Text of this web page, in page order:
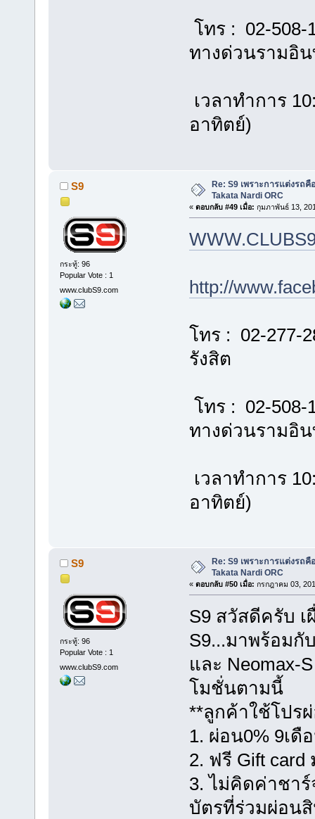
โทร : 02-508-
ทางด่วนรามอิ
เวลาทำการ
อาทิตย์)
S9
กระทู้: 96
Popular Vote : 1
www.clubS9.com
Re: S9 เพราะการแต่งรถ
Takata Nardi ORC
« ตอบกลับ #49 เมื่อ: กุมภาพันธ์ 13,
http://
โทร : 02-277-
รังสิต
โทร : 02-508-
ทางด่วนรามอิ
เวลาทำการ
อาทิตย์)
S9
กระทู้: 96
Popular Vote : 1
www.clubS9.com
Re: S9 เพราะการแต่งรถ
Takata Nardi ORC
« ตอบกลับ #50 เมื่อ: กรกฎาคม 03,
S9 สวัสดีครับ
S9...มาพร้อมกั
และ Neomax-
โมชั่นตามนี้
**ลูกค้าใช้โปร
1. ผ่อน0% 9เดื
2. ฟรี Gift
3. ไม่คิดค่าชา
บัตรที่ร่วมผ่อน